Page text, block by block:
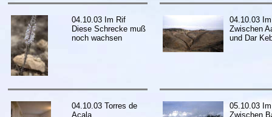
04.10.03 Im Rif
Diese Schrecke muß
noch wachsen
04.10.03
Zwischen
und Dar
04.10.03 Torres de
Acala
05.10.03
Zwischen